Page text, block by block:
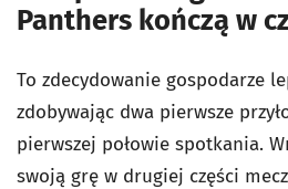
Panthers kończą w
To zdecydowanie gospodarze
zdobywając dwa pierwsze
pierwszej połowie spotkania.
swoją grę w drugiej części